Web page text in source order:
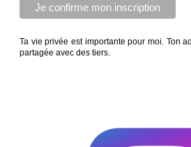
Ta vie privée est importante pour moi. Ton
partagée avec des tiers.